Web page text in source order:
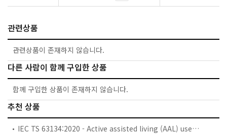
관련상품
관련상품이 존재하지 않습니다.
다른 사람이 함께 구입한 상품
함께 구입한 상품이 존재하지 않습니다.
추천 상품
IEC TS 63134:2020 - Active assisted living (AAL) use cases